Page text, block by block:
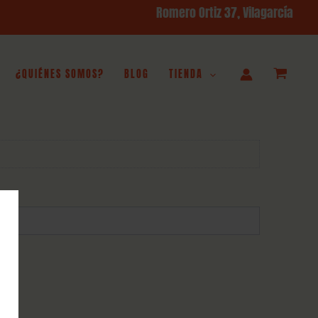
Romero Ortiz 37, Vilagarcía
¿QUIÉNES SOMOS? BLOG TIENDA